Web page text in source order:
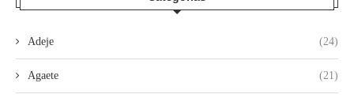
Adeje (24)
Agaete (21)